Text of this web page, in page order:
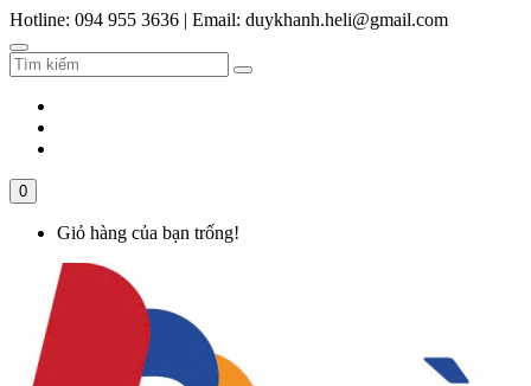
Hotline: 094 955 3636 | Email: duykhanh.heli@gmail.com
0
Giỏ hàng của bạn trống!